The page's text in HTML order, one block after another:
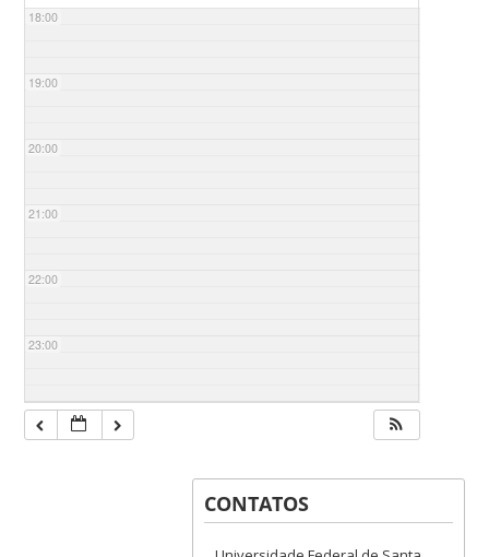
18:00
19:00
20:00
21:00
22:00
23:00
CONTATOS